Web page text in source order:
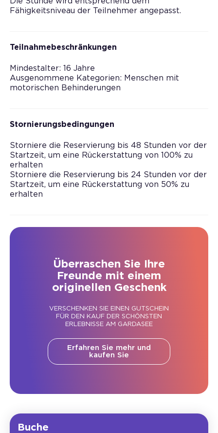
Fähigkeitsniveau der Teilnehmer angepasst.
Teilnahmebeschränkungen
Mindestalter: 16 Jahre
Ausgenommene Kategorien: Menschen mit
motorischen Behinderungen
Stornierungsbedingungen
Storniere die Reservierung bis 48 Stunden vor der
Startzeit, um eine Rückerstattung von 100% zu
erhalten
Storniere die Reservierung bis 24 Stunden vor der
Startzeit, um eine Rückerstattung von 50% zu
erhalten
Überraschen Sie Ihre
Freunde mit einem
originellen Geschenk
VERSCHENKEN SIE EINEN GUTSCHEIN
FÜR DEN KAUF DER SCHÖNSTEN
ERLEBNISSE AM GARDASEE
Erfahren Sie mehr und
kaufen Sie
Buche